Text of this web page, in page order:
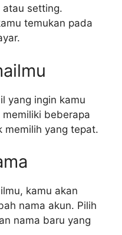
atau setting.
temukan pada
yang ingin kamu
beberapa
memilih yang tepat.
kamu akan
nama akun. Pilih
nama baru yang